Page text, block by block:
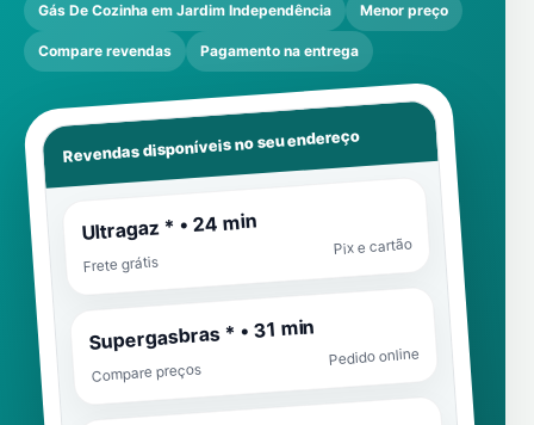
Gás De Cozinha em Jardim Independência Menor preço
Compare revendas Pagamento na entrega
Revendas disponíveis no seu endereço
Ultragaz * • 24 min
Frete grátis
Pix e cartão
Supergasbras * • 31 min
Compare preços
Pedido online